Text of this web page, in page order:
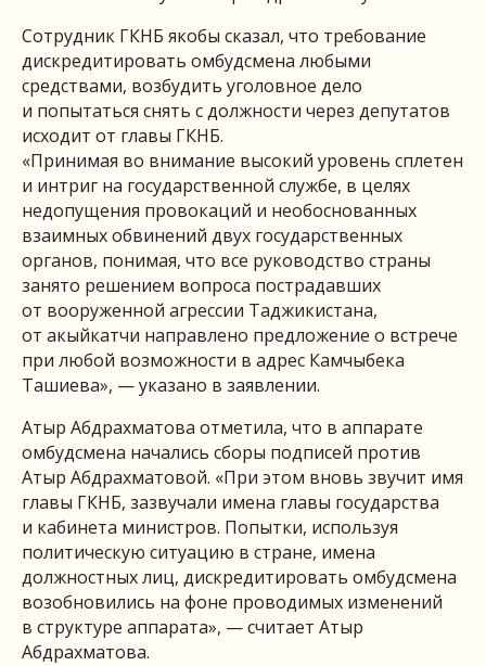
Сотрудник ГКНБ якобы сказал, что требование
дискредитировать омбудсмена любыми
средствами, возбудить уголовное дело
и попытаться снять с должности через депутатов
исходит от главы ГКНБ.
«Принимая во внимание высокий уровень сплетен
и интриг на государственной службе, в целях
недопущения провокаций и необоснованных
взаимных обвинений двух государственных
органов, понимая, что все руководство страны
занято решением вопроса пострадавших
от вооруженной агрессии Таджикистана,
от акыйкатчи направлено предложение о встрече
при любой возможности в адрес Камчыбека
Ташиева», — указано в заявлении.
Атыр Абдрахматова отметила, что в аппарате
омбудсмена начались сборы подписей против
Атыр Абдрахматовой. «При этом вновь звучит имя
главы ГКНБ, зазвучали имена главы государства
и кабинета министров. Попытки, используя
политическую ситуацию в стране, имена
должностных лиц, дискредитировать омбудсмена
возобновились на фоне проводимых изменений
в структуре аппарата», — считает Атыр
Абдрахматова.